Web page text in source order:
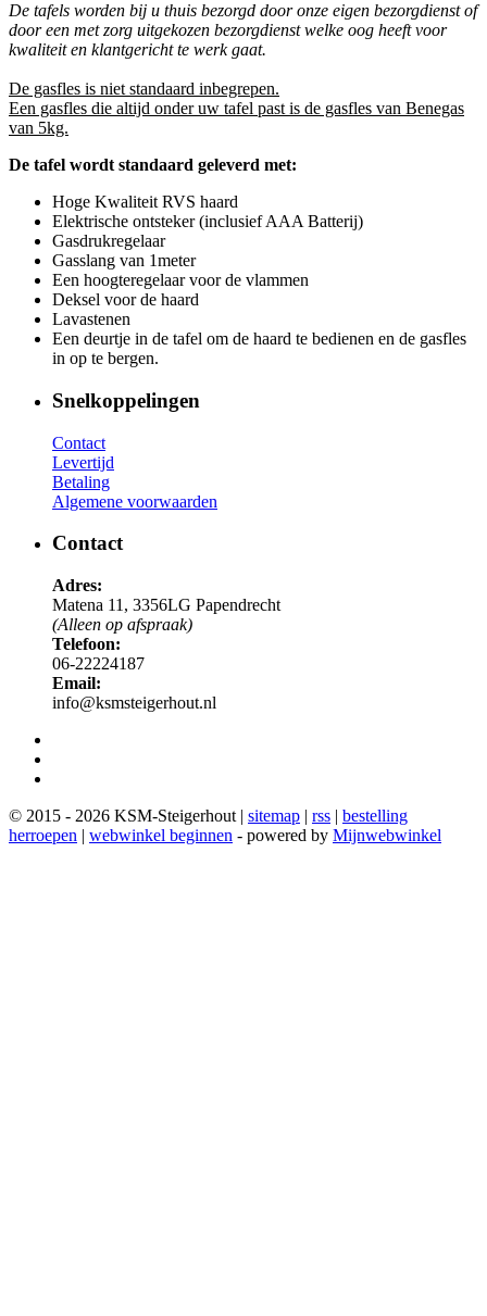
De tafels worden bij u thuis bezorgd door onze eigen bezorgdienst of
door een met zorg uitgekozen bezorgdienst welke oog heeft voor
kwaliteit en klantgericht te werk gaat.
De gasfles is niet standaard inbegrepen.
Een gasfles die altijd onder uw tafel past is de gasfles van Benegas
van 5kg.
De tafel wordt standaard geleverd met:
Hoge Kwaliteit RVS haard
Elektrische ontsteker (inclusief AAA Batterij)
Gasdrukregelaar
Gasslang van 1meter
Een hoogteregelaar voor de vlammen
Deksel voor de haard
Lavastenen
Een deurtje in de tafel om de haard te bedienen en de gasfles
in op te bergen.
Snelkoppelingen
Contact
Levertijd
Betaling
Algemene voorwaarden
Contact
Adres:
Matena 11, 3356LG Papendrecht
(Alleen op afspraak)
Telefoon:
06-22224187
Email:
info@ksmsteigerhout.nl
© 2015 - 2026 KSM-Steigerhout | sitemap | rss | bestelling
herroepen | webwinkel beginnen - powered by Mijnwebwinkel